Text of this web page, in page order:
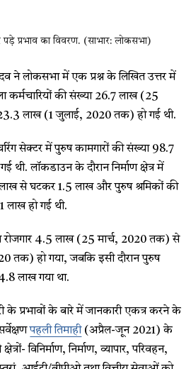
पड़े प्रभाव का विवरण. (साभार: लोकसभा)
ने लोकसभा में एक प्रश्न के लिखित उत्तर में
कर्मचारियों की संख्या 26.7 लाख (25
लाख (1 जुलाई, 2020 तक) हो गई थी.
सेक्टर में पुरुष कामगारों की संख्या 98.7
लॉकडाउन के दौरान निर्माण क्षेत्र में
लाख से घटकर 1.5 लाख और पुरुष श्रमिकों की
लाख हो गई थी.
रोजगार 4.5 लाख (25 मार्च, 2020 तक) से
तक) हो गया, जबकि इसी दौरान पुरुष
लाख गया था.
के प्रभावों के बारे में जानकारी एकत्र करने के
पहली तिमाही(अप्रैल-जून 2021) के
विनिर्माण, निर्माण, व्यापार, परिवहन,